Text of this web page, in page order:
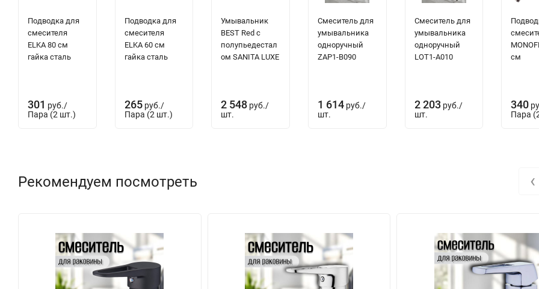
Подводка для
смесителя
ELKA 80 см
гайка сталь
301 руб./
Пара (2 шт.)
Подводка для
смесителя
ELKA 60 см
гайка сталь
265 руб./
Пара (2 шт.)
Умывальник
BEST Red с
полупьедестал
ом SANITA LUXE
2 548 руб./
шт.
Смеситель для
умывальника
одноручный
ZAP1-В090
1 614 руб./
шт.
Смеситель для
умывальника
одноручный
LOT1-A010
2 203 руб./
шт.
см
340
Пара
Рекомендуем посмотреть ‹